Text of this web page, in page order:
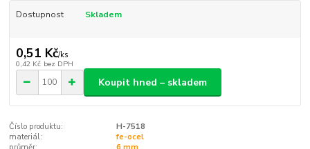
Dostupnost Skladem
0,51 Kč/ks
0,42 Kč bez DPH
Koupit hned – skladem
Číslo produktu:
H-7518
materiál:
fe-ocel